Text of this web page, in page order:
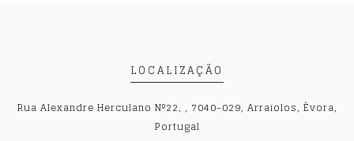
LOCALIZAÇÃO
Rua Alexandre Herculano Nº22, , 7040-029, Arraiolos, Évora,
Portugal